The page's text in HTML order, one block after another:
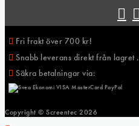
Fri frakt över 700 kr!
Snabb leverans direkt från lagret .
Säkra betalningar via:
Copyright © Screentec 2026